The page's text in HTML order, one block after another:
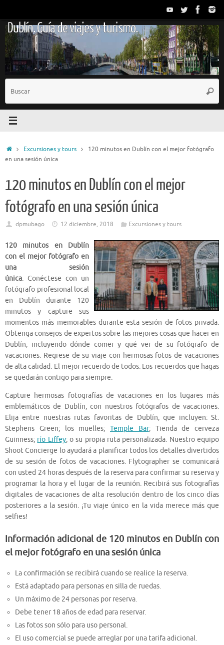
contenido
Dublín. Guía de viajes y turismo.
InicioExcursiones y tours
120 minutos en Dublín con el mejor fotógrafo
en una sesión única
120 minutos en Dublín con el mejor
fotógrafo en una sesión única
dpmubago 12 diciembre, 2018 Excursiones y tours
120 minutos en Dublín
con el mejor fotógrafo en
una sesión
única. Conéctese con un
fotógrafo profesional local
en Dublín durante 120
minutos y capture sus
momentos más memorables durante esta sesión de fotos privada.
Obtenga consejos de expertos sobre las mejores cosas que hacer en
Dublín, incluyendo dónde comer y qué ver de su fotógrafo de
vacaciones. Regrese de su viaje con hermosas fotos de vacaciones
de alta calidad. El mejor recuerdo de todos. Los recuerdos que hagas
se quedarán contigo para siempre.
Capture hermosas fotografías de vacaciones en los lugares más
emblemáticos de Dublín, con nuestros fotógrafos de vacaciones.
Elija entre nuestras rutas favoritas de Dublín, que incluyen: St.
Stephens Green; los muelles; Temple Bar; Tienda de cerveza
Guinness; río Liffey; o su propia ruta personalizada. Nuestro equipo
Shoot Concierge lo ayudará a planificar todos los detalles divertidos
de su sesión de fotos de vacaciones. Flytographer se comunicará
con usted 24 horas después de la reserva para confirmar su reserva y
programar la hora y el lugar de la reunión. Recibirá sus fotografías
digitales de vacaciones de alta resolución dentro de los cinco días
posteriores a la sesión. ¡Tu viaje único en la vida merece más que
selfies!
Información adicional de 120 minutos en Dublín con
el mejor fotógrafo en una sesión única
La confirmación se recibirá cuando se realice la reserva.
Está adaptado para personas en silla de ruedas.
Un máximo de 24 personas por reserva.
Debe tener 18 años de edad para reservar.
Las fotos son sólo para uso personal.
El uso comercial se puede arreglar por una tarifa adicional.